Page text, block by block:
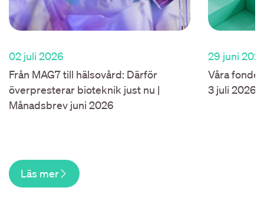
02 juli 2026
Från MAG7 till hälsovård: Därför
överpresterar bioteknik just nu |
Månadsbrev juni 2026
29 juni
Våra
3 juli 2026.
Läs mer